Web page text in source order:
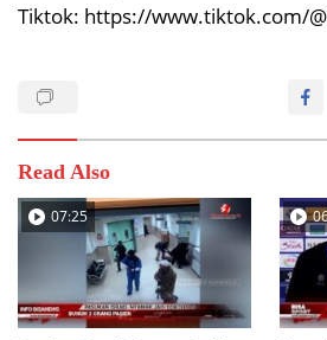
Tiktok: https://www.tiktok.com/
Read Also
07:25